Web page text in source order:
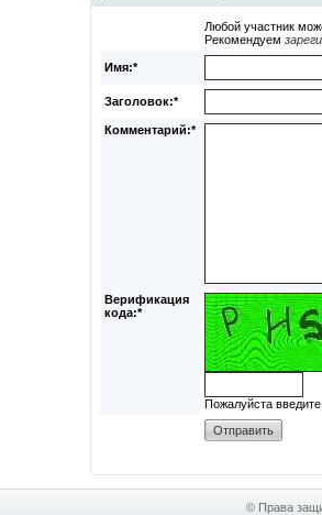
Любой участник
Рекомендуем
Имя:*
Заголовок:*
Комментарий:*
Верификация
кода:*
Пожалуйста
© Права